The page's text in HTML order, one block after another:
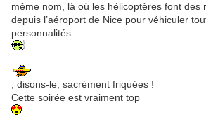
même nom, là où les hélicoptères font des
depuis l’aéroport de Nice pour véhiculer
personnalités
, disons-le, sacrément friquées !
Cette soirée est vraiment top